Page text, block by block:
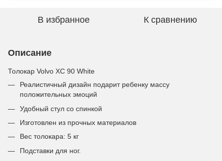
В избранное К сравнению
Описание
Толокар Volvo XC 90 White
Реалистичный дизайн подарит ребенку массу
положительных эмоций
Удобный стул со спинкой
Изготовлен из прочных материалов
Вес толокара: 5 кг
Подставки для ног.